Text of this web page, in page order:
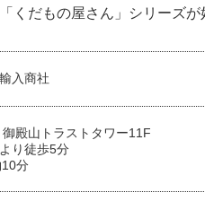
くだもの屋さん」シリーズが
入商社
殿山トラストタワー11F
り徒歩5分
分